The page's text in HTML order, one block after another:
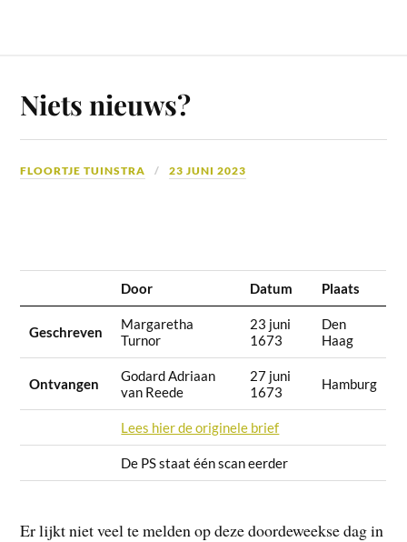
Niets nieuws?
FLOORTJE TUINSTRA 23 JUNI 2023
Door Datum Plaats
Geschreven
Margaretha
Turnor
23 juni
1673
Den
Haag
Ontvangen
Godard Adriaan
van Reede
27 juni
1673
Hamburg
Lees hier de originele brief
De PS staat één scan eerder
Er lijkt niet veel te melden op deze doordeweekse dag in